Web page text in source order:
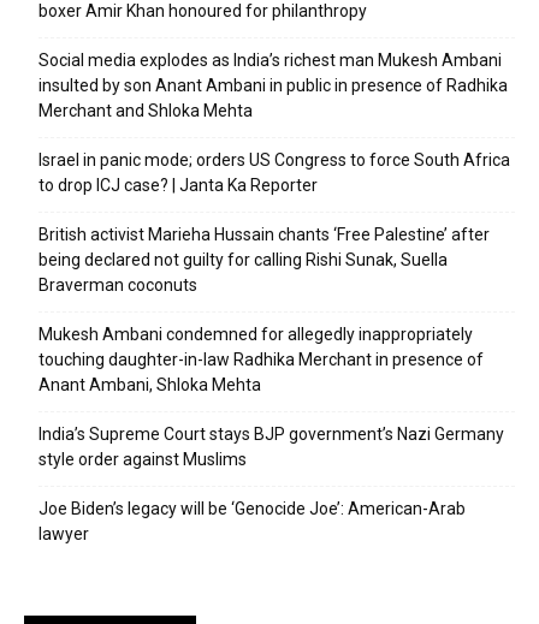
boxer Amir Khan honoured for philanthropy
Social media explodes as India’s richest man Mukesh Ambani
insulted by son Anant Ambani in public in presence of Radhika
Merchant and Shloka Mehta
Israel in panic mode; orders US Congress to force South Africa
to drop ICJ case? | Janta Ka Reporter
British activist Marieha Hussain chants ‘Free Palestine’ after
being declared not guilty for calling Rishi Sunak, Suella
Braverman coconuts
Mukesh Ambani condemned for allegedly inappropriately
touching daughter-in-law Radhika Merchant in presence of
Anant Ambani, Shloka Mehta
India’s Supreme Court stays BJP government’s Nazi Germany
style order against Muslims
Joe Biden’s legacy will be ‘Genocide Joe’: American-Arab
lawyer